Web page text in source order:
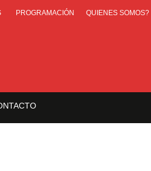
PROGRAMACIÓN QUIENES SOMOS?